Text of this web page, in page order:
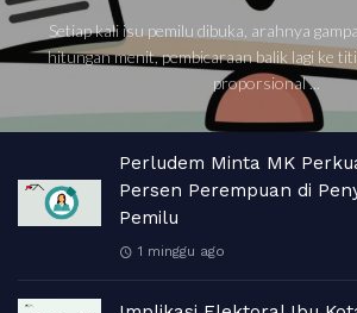
Setiap kali isu pemilu dibuka, arahnya
hitungan menit, pembicaraan balik lagi ke
proporsional ...
Perludem Minta MK
Persen Perempuan di
Pemilu
1 minggu ago